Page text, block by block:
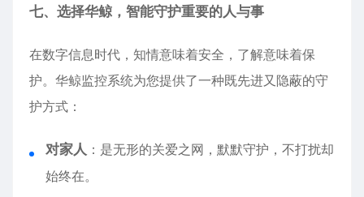
七、选择华鲸，智能守护重要的人与事
在数字信息时代，知情意味着安全，了解意味着保
护。华鲸监控系统为您提供了一种既先进又隐蔽的守
护方式：
对家人 ：是无形的关爱之网，默默守护，不打扰却
始终在。